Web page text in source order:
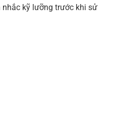
kỹ lưỡng trước khi sử